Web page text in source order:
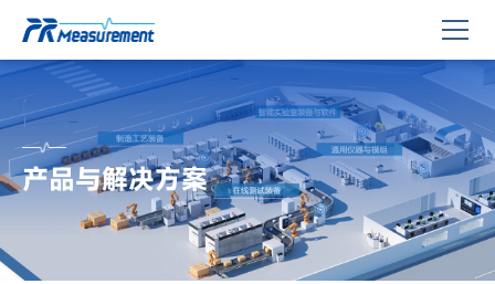
产品与解决方案